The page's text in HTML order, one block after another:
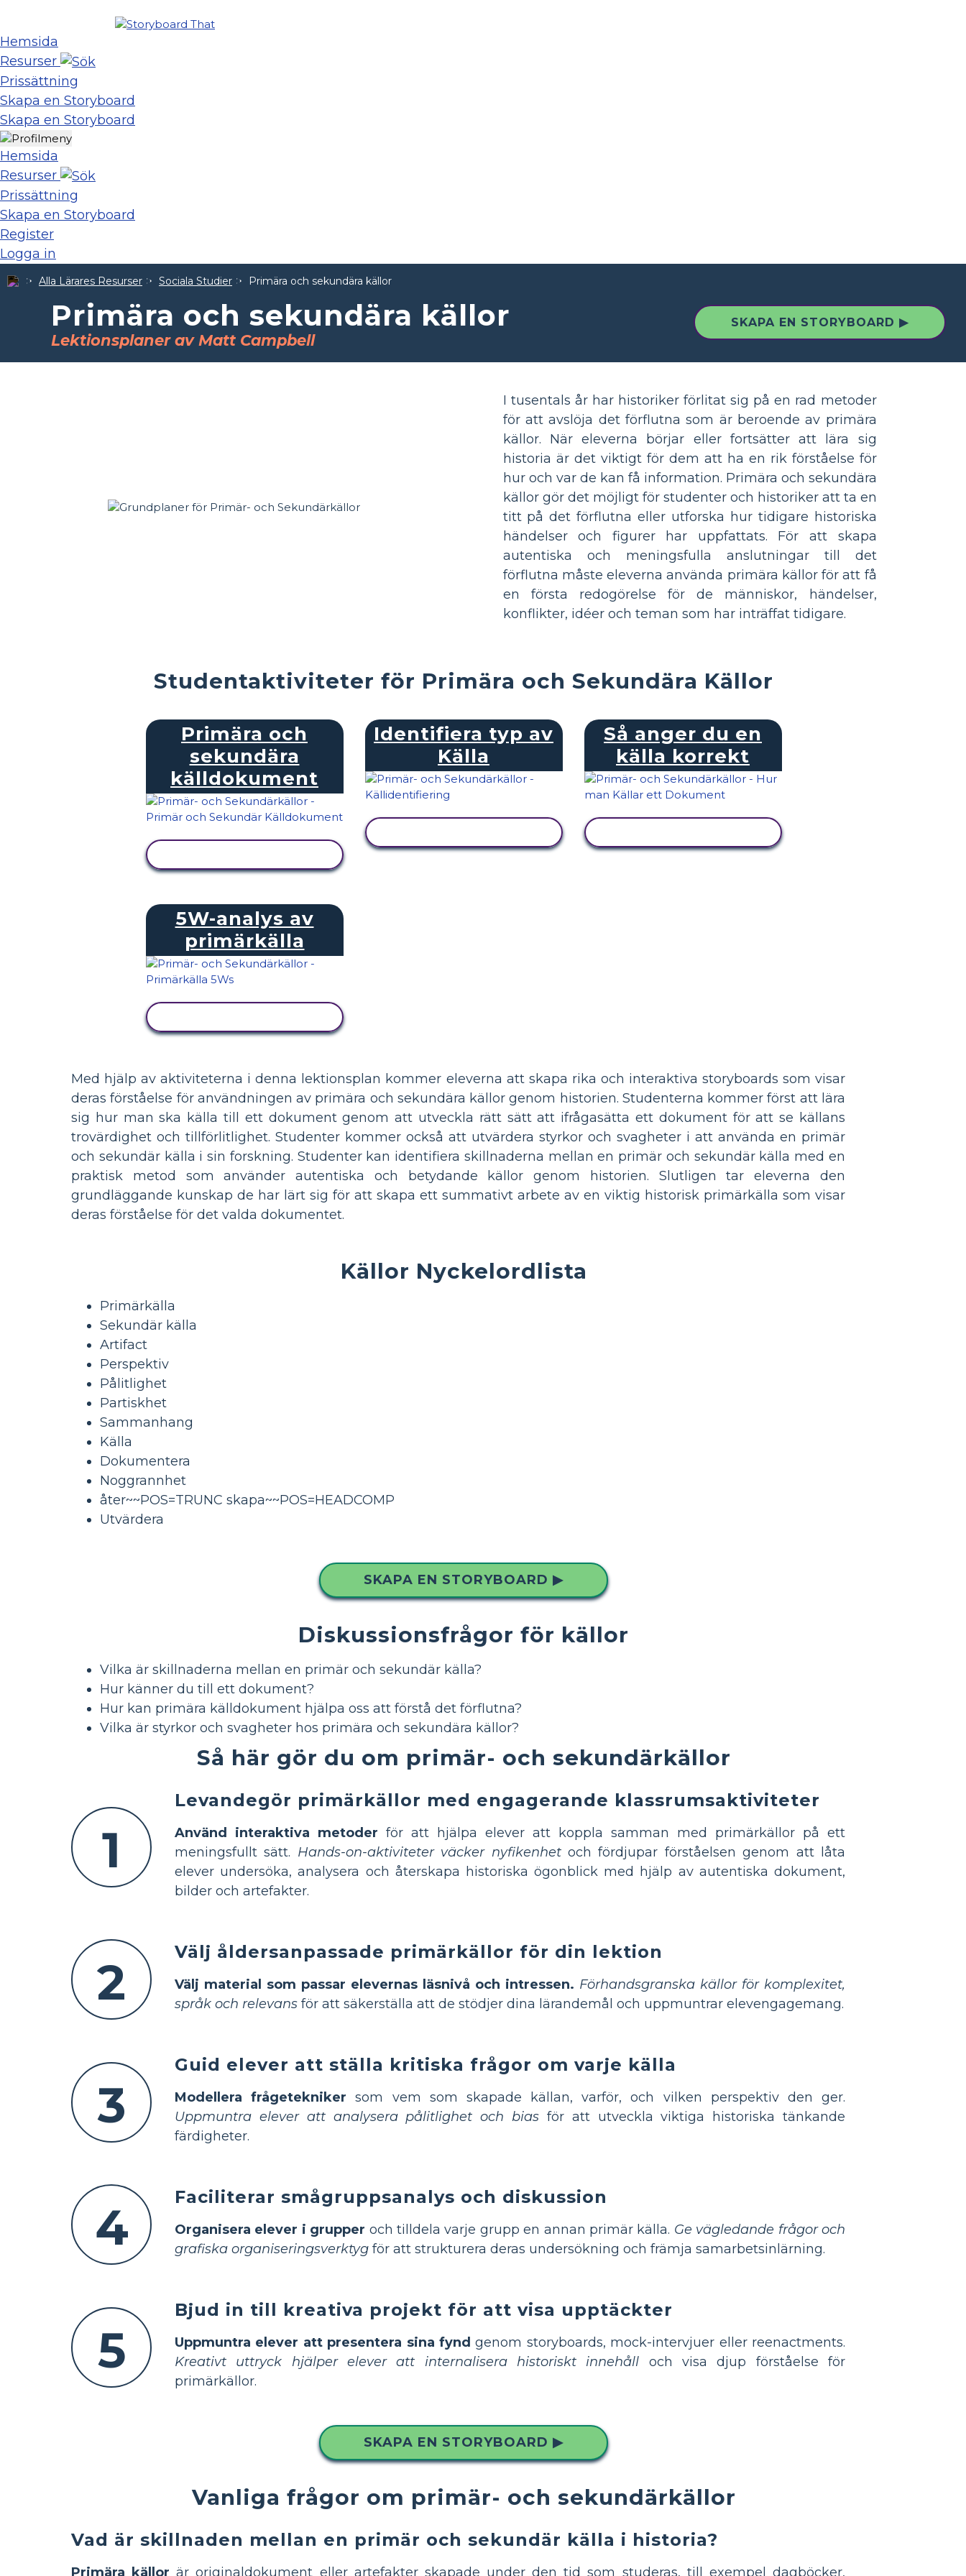
Hemsida
Resurser
Prissättning
Skapa en Storyboard
Skapa en Storyboard
Hemsida
Resurser
Prissättning
Skapa en Storyboard
Register
Logga in
Alla Lärares Resurser Sociala Studier Primära och sekundära källor
Primära och sekundära källor
Lektionsplaner av Matt Campbell
SKAPA EN STORYBOARD ▶
I tusentals år har historiker förlitat sig på en rad metoder
för att avslöja det förflutna som är beroende av primära
källor. När eleverna börjar eller fortsätter att lära sig
historia är det viktigt för dem att ha en rik förståelse för
hur och var de kan få information. Primära och sekundära
källor gör det möjligt för studenter och historiker att ta en
titt på det förflutna eller utforska hur tidigare historiska
händelser och figurer har uppfattats. För att skapa
autentiska och meningsfulla anslutningar till det
förflutna måste eleverna använda primära källor för att få
en första redogörelse för de människor, händelser,
konflikter, idéer och teman som har inträffat tidigare.
Studentaktiviteter för Primära och Sekundära Källor
Primära och
sekundära
källdokument
Identifiera typ av
Källa
Så anger du en
källa korrekt
5W-analys av
primärkälla
Med hjälp av aktiviteterna i denna lektionsplan kommer eleverna att skapa rika och interaktiva storyboards som visar
deras förståelse för användningen av primära och sekundära källor genom historien. Studenterna kommer först att lära
sig hur man ska källa till ett dokument genom att utveckla rätt sätt att ifrågasätta ett dokument för att se källans
trovärdighet och tillförlitlighet. Studenter kommer också att utvärdera styrkor och svagheter i att använda en primär
och sekundär källa i sin forskning. Studenter kan identifiera skillnaderna mellan en primär och sekundär källa med en
praktisk metod som använder autentiska och betydande källor genom historien. Slutligen tar eleverna den
grundläggande kunskap de har lärt sig för att skapa ett summativt arbete av en viktig historisk primärkälla som visar
deras förståelse för det valda dokumentet.
Källor Nyckelordlista
Primärkälla
Sekundär källa
Artifact
Perspektiv
Pålitlighet
Partiskhet
Sammanhang
Källa
Dokumentera
Noggrannhet
åter~~POS=TRUNC skapa~~POS=HEADCOMP
Utvärdera
SKAPA EN STORYBOARD ▶
Diskussionsfrågor för källor
Vilka är skillnaderna mellan en primär och sekundär källa?
Hur känner du till ett dokument?
Hur kan primära källdokument hjälpa oss att förstå det förflutna?
Vilka är styrkor och svagheter hos primära och sekundära källor?
Så här gör du om primär- och sekundärkällor
1
Levandegör primärkällor med engagerande klassrumsaktiviteter
Använd interaktiva metoder för att hjälpa elever att koppla samman med primärkällor på ett
meningsfullt sätt. Hands-on-aktiviteter väcker nyfikenhetoch fördjupar förståelsen genom att låta
elever undersöka, analysera och återskapa historiska ögonblick med hjälp av autentiska dokument,
bilder och artefakter.
2
Välj åldersanpassade primärkällor för din lektion
Välj material som passar elevernas läsnivå och intressen. Förhandsgranska källor för komplexitet,
språk och relevans för att säkerställa att de stödjer dina lärandemål och uppmuntrar elevengagemang.
3
Guid elever att ställa kritiska frågor om varje källa
Modellera frågetekniker som vem som skapade källan, varför, och vilken perspektiv den ger.
Uppmuntra elever att analysera pålitlighet och bias för att utveckla viktiga historiska tänkande
färdigheter.
4
Faciliterar smågruppsanalys och diskussion
Organisera elever i grupper och tilldela varje grupp en annan primär källa. Ge vägledande frågor och
grafiska organiseringsverktyg för att strukturera deras undersökning och främja samarbetsinlärning.
5
Bjud in till kreativa projekt för att visa upptäckter
Uppmuntra elever att presentera sina fynd genom storyboards, mock-intervjuer eller reenactments.
Kreativt uttryck hjälper elever att internalisera historiskt innehåll och visa djup förståelse för
primärkällor.
SKAPA EN STORYBOARD ▶
Vanliga frågor om primär- och sekundärkällor
Vad är skillnaden mellan en primär och sekundär källa i historia?
Primära källor är originaldokument eller artefakter skapade under den tid som studeras, till exempel dagböcker,